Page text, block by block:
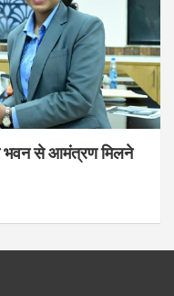
भवन से आमंत्रण मिलने